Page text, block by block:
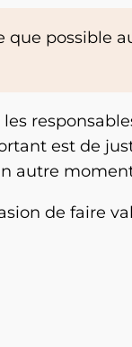
que possible
est de
autre
de faire